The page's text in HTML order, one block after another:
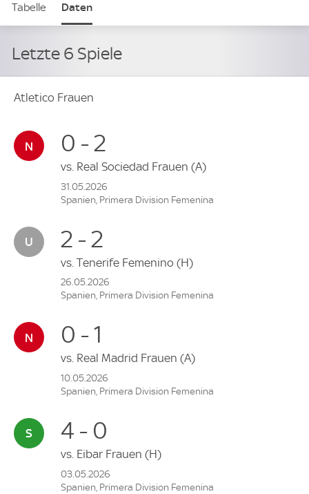
Tabelle Daten
Letzte 6 Spiele
Atletico Frauen
0 - 2
vs. Real Sociedad Frauen (A)
31.05.2026
Spanien, Primera Division Femenina
2 - 2
vs. Tenerife Femenino (H)
26.05.2026
Spanien, Primera Division Femenina
0 - 1
vs. Real Madrid Frauen (A)
10.05.2026
Spanien, Primera Division Femenina
4 - 0
vs. Eibar Frauen (H)
03.05.2026
Spanien, Primera Division Femenina